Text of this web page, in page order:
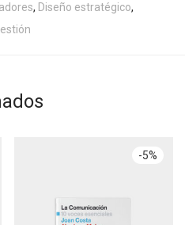
, Diseño estratégico,
-5%